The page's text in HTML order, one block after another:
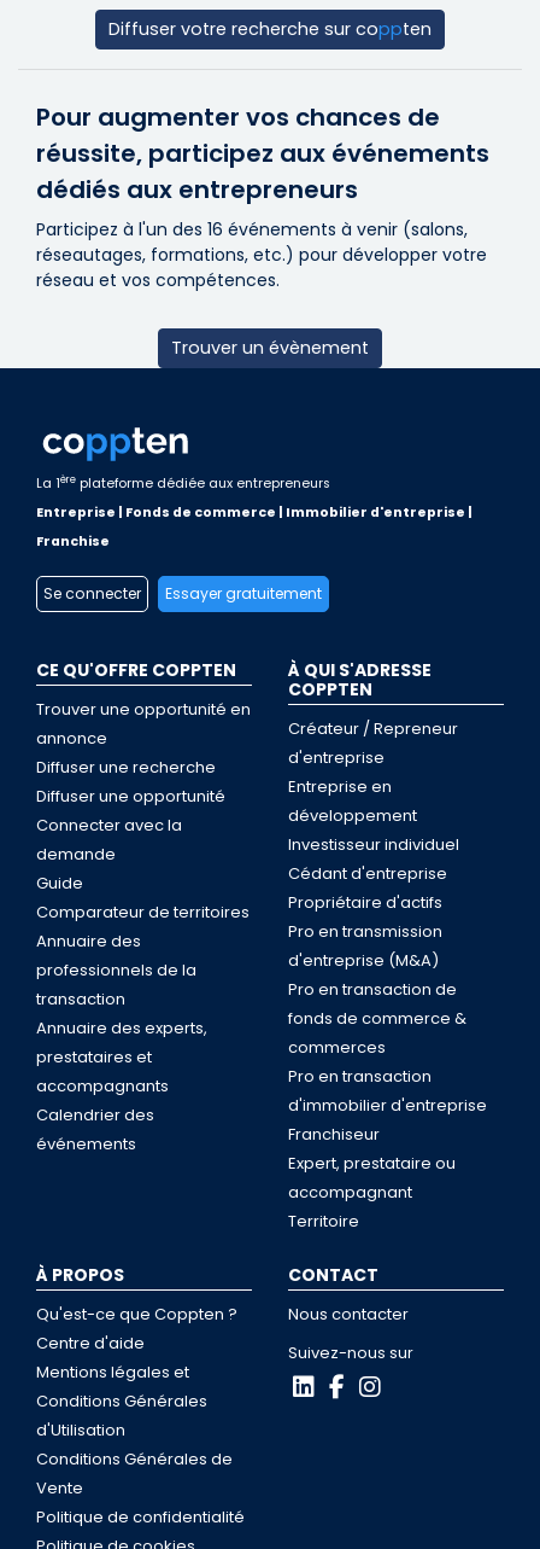
Diffuser votre recherche sur coppten
Pour augmenter vos chances de
réussite, participez aux événements
dédiés aux entrepreneurs
Participez à l'un des 16 événements à venir (salons,
réseautages, formations, etc.) pour développer votre
réseau et vos compétences.
Trouver un évènement
La 1ère plateforme dédiée aux entrepreneurs
Entreprise | Fonds de commerce | Immobilier d'entreprise |
Franchise
Se connecter Essayer gratuitement
CE QU'OFFRE COPPTEN
Trouver une opportunité en
annonce
Diffuser une recherche
Diffuser une opportunité
Connecter avec la
demande
Guide
Comparateur de territoires
Annuaire des
professionnels de la
transaction
Annuaire des experts,
prestataires et
accompagnants
Calendrier des
événements
À QUI S'ADRESSE
COPPTEN
Créateur / Repreneur
d'entreprise
Entreprise en
développement
Investisseur individuel
Cédant d'entreprise
Propriétaire d'actifs
Pro en transmission
d'entreprise (M&A)
Pro en transaction de
fonds de commerce &
commerces
Pro en transaction
d'immobilier d'entreprise
Franchiseur
Expert, prestataire ou
accompagnant
Territoire
À PROPOS
Qu'est-ce que Coppten ?
Centre d'aide
Mentions légales et
Conditions Générales
d'Utilisation
Conditions Générales de
Vente
Politique de confidentialité
CONTACT
Nous contacter
Suivez-nous sur